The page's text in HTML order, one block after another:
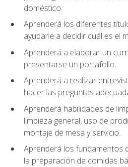
doméstico.
Aprenderá los diferentes
ayudarle a decidir cuál es el
Aprenderá a elaborar un
presentarse un portafolio.
Aprenderá a realizar
hacer las preguntas
Aprenderá habilidades de
limpieza general, uso de
montaje de mesa y servicio.
Aprenderá los fundamentos
la preparación de comidas